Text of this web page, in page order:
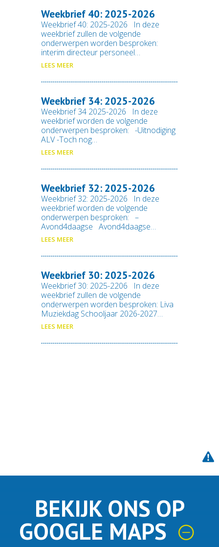
Weekbrief 40: 2025-2026
Weekbrief 40: 2025-2026 In deze
weekbrief zullen de volgende
onderwerpen worden besproken:
interim directeur personeel…
LEES MEER
Weekbrief 34: 2025-2026
Weekbrief 34 2025-2026 In deze
weekbrief worden de volgende
onderwerpen besproken: -Uitnodiging
ALV -Toch nog…
LEES MEER
Weekbrief 32: 2025-2026
Weekbrief 32: 2025-2026 In deze
weekbrief worden de volgende
onderwerpen besproken: –
Avond4daagse Avond4daagse…
LEES MEER
Weekbrief 30: 2025-2026
Weekbrief 30: 2025-2206 In deze
weekbrief zullen de volgende
onderwerpen worden besproken: Liva
Muziekdag Schooljaar 2026-2027…
LEES MEER
BEKIJK ONS OP
GOOGLE MAPS